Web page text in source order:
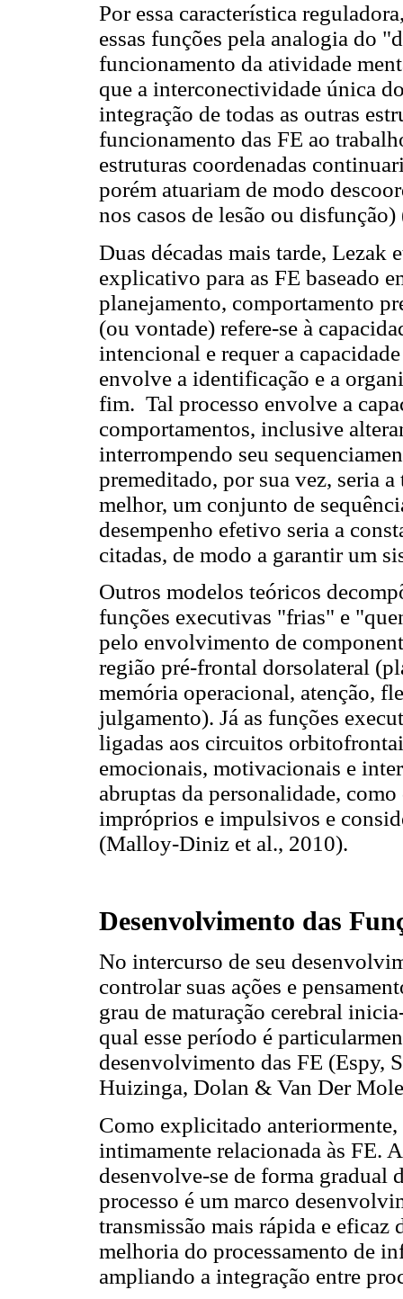
Por essa característica
essas funções pela analogia do
funcionamento da atividade
que a interconectividade única
integração de todas as outras
funcionamento das FE ao
estruturas coordenadas
porém atuariam de modo
nos casos de lesão ou
Duas décadas mais tarde,
explicativo para as FE baseado
planejamento, comportamento
(ou vontade) refere-se à
intencional e requer a
envolve a identificação e a
fim. Tal processo envolve a
comportamentos, inclusive
interrompendo seu
premeditado, por sua vez, seria
melhor, um conjunto de
desempenho efetivo seria a
citadas, de modo a garantir um
Outros modelos teóricos
funções executivas "frias" e
pelo envolvimento de
região pré-frontal dorsolateral
memória operacional, atenção,
julgamento). Já as funções
ligadas aos circuitos
emocionais, motivacionais e
abruptas da personalidade,
impróprios e impulsivos e
(Malloy-Diniz et al., 2010).
Desenvolvimento das
No intercurso de seu
controlar suas ações e
grau de maturação cerebral
qual esse período é
desenvolvimento das FE (Espy,
Huizinga, Dolan & Van Der
Como explicitado anteriormente,
intimamente relacionada às FE.
desenvolve-se de forma gradual
processo é um marco
transmissão mais rápida e
melhoria do processamento de
ampliando a integração entre